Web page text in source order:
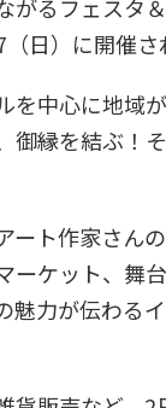
がるフェスタ
日）に開催さ
を中心に地域
御縁を結ぶ！
ート作家さん
ーケット、舞
魅力が伝わる